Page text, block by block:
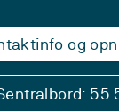
og
55